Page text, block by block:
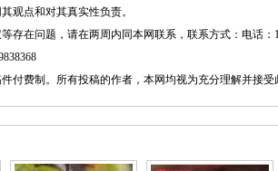
观点和对其真实性负责。
在问题，请在两周内同本网联系，联系方式：电话：
费制。所有投稿的作者，本网均视为充分理解并接受